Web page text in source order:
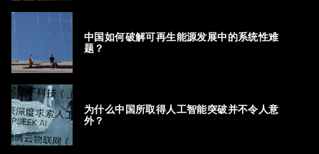
中国如何破解可再生能源发展中的系统性难
题？
为什么中国所取得人工智能突破并不令人意
外？